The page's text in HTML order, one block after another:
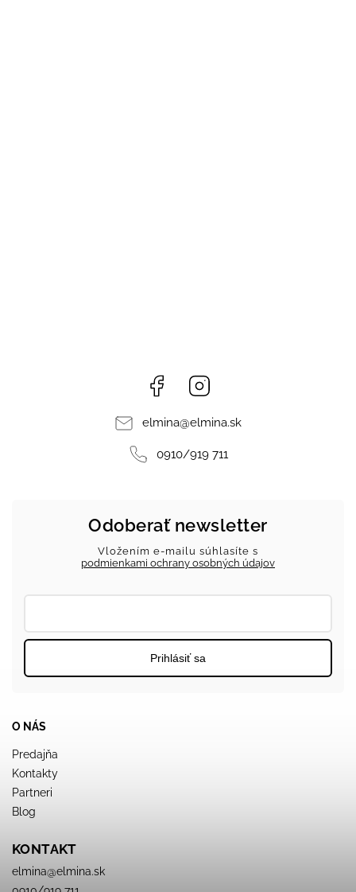
Facebook
elmina@elmina.sk
0910/919 711
O NÁS
Predajňa
Kontakty
Partneri
Blog
KONTAKT
elmina@elmina.sk
Odoberať newsletter
Vložením e-mailu súhlasíte s
podmienkami ochrany osobných údajov
Prihlásiť sa